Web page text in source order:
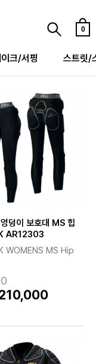
0
크/서핑 스트릿/
덩이 보호대 MS 힙
AR12303
WOMENS MS Hip